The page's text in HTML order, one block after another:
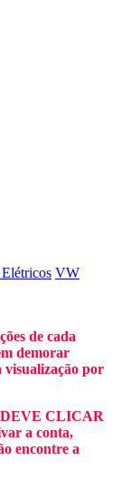
VW
de cada
demorar
visualização por
DEVE CLICAR
a conta,
encontre a